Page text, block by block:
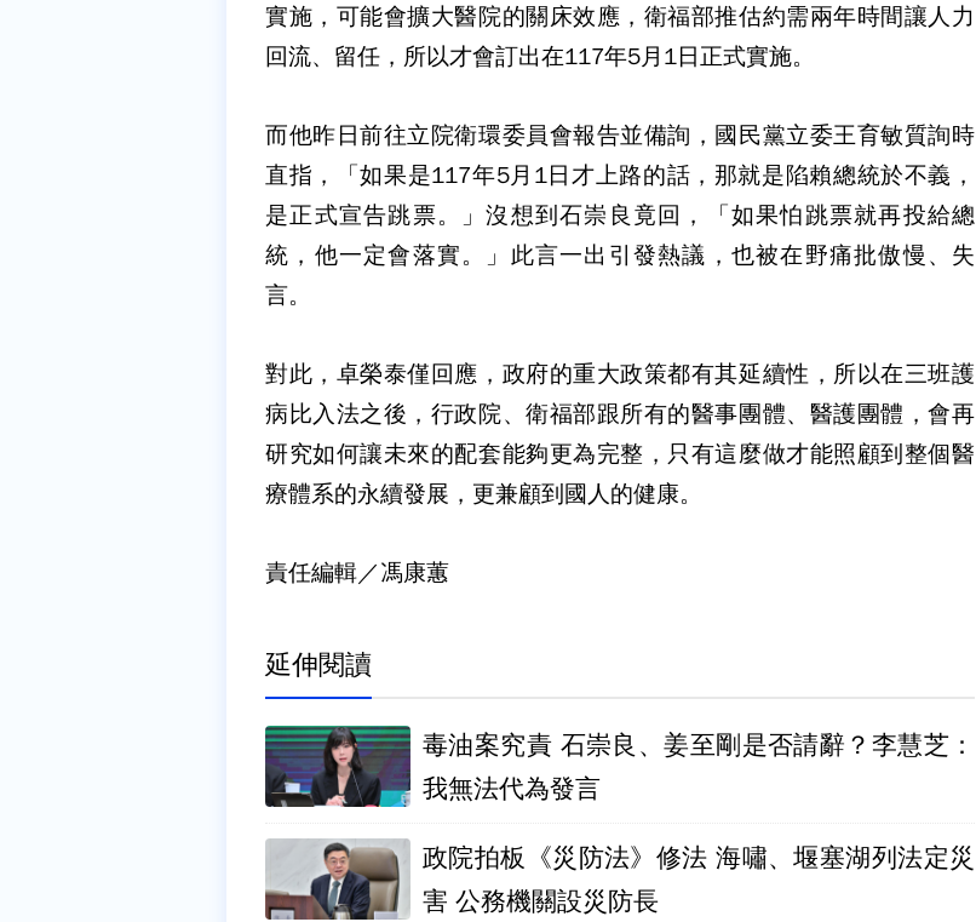
實施，可能會擴大醫院的關床效應，衛福部推估約需兩年時間讓人力
回流、留任，所以才會訂出在117年5月1日正式實施。
而他昨日前往立院衛環委員會報告並備詢，國民黨立委王育敏質詢時
直指，「如果是117年5月1日才上路的話，那就是陷賴總統於不義，
是正式宣告跳票。」沒想到石崇良竟回，「如果怕跳票就再投給總
統，他一定會落實。」此言一出引發熱議，也被在野痛批傲慢、失
言。
對此，卓榮泰僅回應，政府的重大政策都有其延續性，所以在三班護
病比入法之後，行政院、衛福部跟所有的醫事團體、醫護團體，會再
研究如何讓未來的配套能夠更為完整，只有這麼做才能照顧到整個醫
療體系的永續發展，更兼顧到國人的健康。
責任編輯／馮康蕙
延伸閱讀
毒油案究責 石崇良、姜至剛是否請辭？李慧芝：
我無法代為發言
政院拍板《災防法》修法 海嘯、堰塞湖列法定災
害 公務機關設災防長